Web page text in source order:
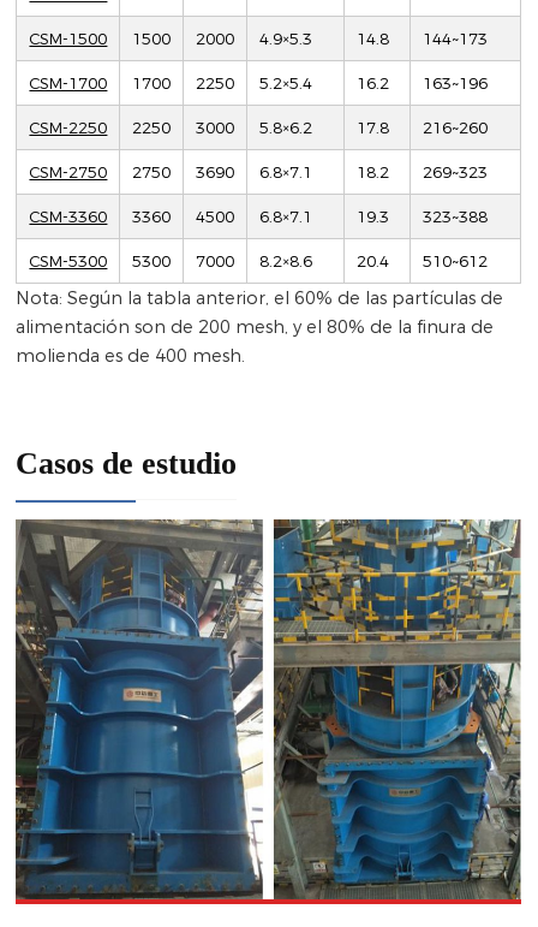
CSM-1500 1500 2000 4.9×5.3 14.8 144~173
CSM-1700 1700 2250 5.2×5.4 16.2 163~196
CSM-2250 2250 3000 5.8×6.2 17.8 216~260
CSM-2750 2750 3690 6.8×7.1 18.2 269~323
CSM-3360 3360 4500 6.8×7.1 19.3 323~388
CSM-5300 5300 7000 8.2×8.6 20.4 510~612
Nota: Según la tabla anterior, el 60% de las partículas de
alimentación son de 200 mesh, y el 80% de la finura de
molienda es de 400 mesh.
Casos de estudio